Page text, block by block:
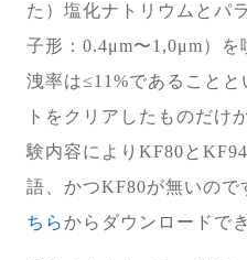
た）塩化ナトリウムとパ
子形：0.4μm〜1,0μm）を
洩率は≤11%であること
トをクリアしたものだけ
験内容によりKF80と
語、かつKF80が無いので
ちらからダウンロードで